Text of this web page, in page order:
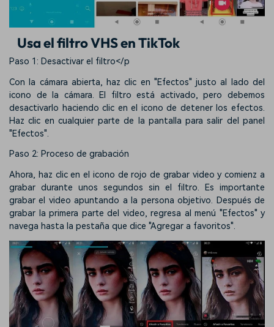
Usa el filtro VHS en TikTok
Paso 1: Desactivar el filtro</p
Con la cámara abierta, haz clic en "Efectos" justo al lado del
icono de la cámara. El filtro está activado, pero debemos
desactivarlo haciendo clic en el icono de detener los efectos.
Haz clic en cualquier parte de la pantalla para salir del panel
"Efectos".
Paso 2: Proceso de grabación
Ahora, haz clic en el icono de rojo de grabar video y comienz a
grabar durante unos segundos sin el filtro. Es importante
grabar el video apuntando a la persona objetivo. Después de
grabar la primera parte del video, regresa al menú "Efectos" y
navega hasta la pestaña que dice "Agregar a favoritos".